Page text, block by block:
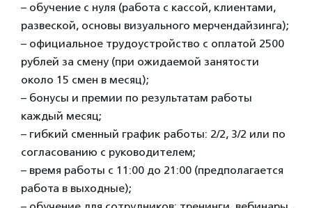
– обучение с нуля (работа с кассой, клиентами,
развеской, основы визуального мерчендайзинга);
– официальное трудоустройство с оплатой 2500
рублей за смену (при ожидаемой занятости
около 15 смен в месяц);
– бонусы и премии по результатам работы
каждый месяц;
– гибкий сменный график работы: 2/2, 3/2 или по
согласованию с руководителем;
– время работы с 11:00 до 21:00 (предполагается
работа в выходные);